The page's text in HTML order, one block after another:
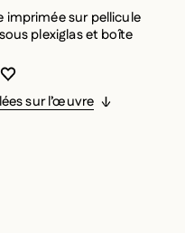
imprimée sur pellicule
plexiglas et boîte
être connecté pour
modale
sur l’œuvre